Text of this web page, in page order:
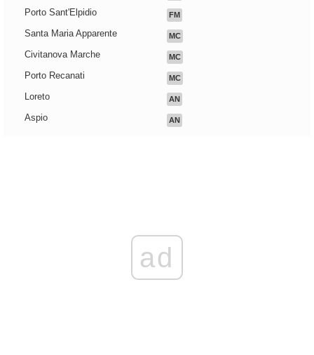
Porto Sant'Elpidio FM
Santa Maria Apparente MC
Civitanova Marche MC
Porto Recanati MC
Loreto AN
Aspio AN
ad